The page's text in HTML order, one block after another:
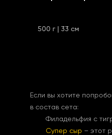
500 г | 33 см
Если вы хотите
в состав сета:
Филадельфия с
Супер сыр – этот